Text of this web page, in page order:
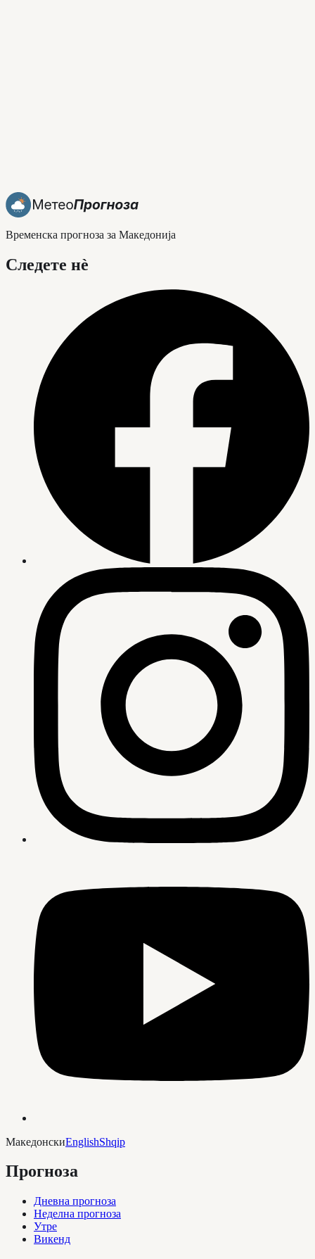
Временска прогноза за Македонија
Следете нè
МакедонскиEnglishShqip
Прогноза
Дневна прогноза
Неделна прогноза
Утре
Викенд